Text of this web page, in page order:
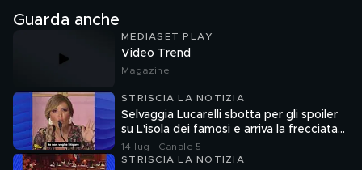
Guarda anche
MEDIASET PLAY
Video Trend
Magazine
STRISCIA LA NOTIZIA
Selvaggia Lucarelli sbotta per gli spoiler
su L'isola dei famosi e arriva la frecciata
di Fedez
14 lug | Canale 5
STRISCIA LA NOTIZIA